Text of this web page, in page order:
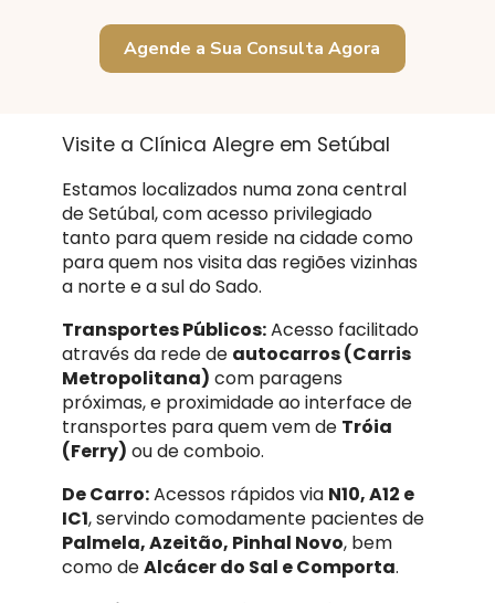
Agende a Sua Consulta Agora
Visite a Clínica Alegre em Setúbal
Estamos localizados numa zona central
de Setúbal, com acesso privilegiado
tanto para quem reside na cidade como
para quem nos visita das regiões vizinhas
a norte e a sul do Sado.
Transportes Públicos:Acesso facilitado
através da rede de autocarros (Carris
Metropolitana) com paragens
próximas, e proximidade ao interface de
transportes para quem vem de Tróia
(Ferry) ou de comboio.
De Carro:Acessos rápidos via N10, A12 e
IC1, servindo comodamente pacientes de
Palmela, Azeitão, Pinhal Novo, bem
como deAlcácer do Sal e Comporta.